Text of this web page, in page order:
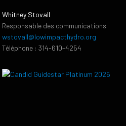
Whitney Stovall
Responsable des communications
wstovall@lowimpacthydro.org
Téléphone : 314-610-4254